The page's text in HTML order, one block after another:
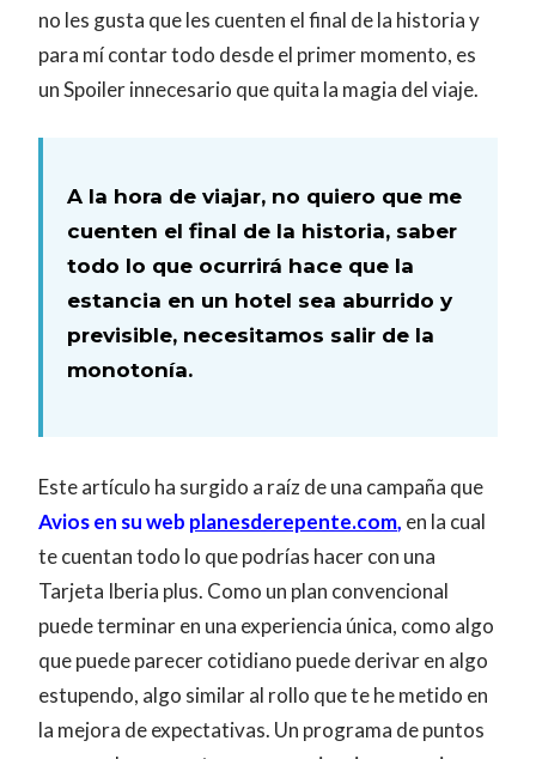
no les gusta que les cuenten el final de la historia y
para mí contar todo desde el primer momento, es
un Spoiler innecesario que quita la magia del viaje.
A la hora de viajar, no quiero que me
cuenten el final de la historia, saber
todo lo que ocurrirá hace que la
estancia en un hotel sea aburrido y
previsible, necesitamos salir de la
monotonía.
Este artículo ha surgido a raíz de una campaña que
Avios en su web planesderepente.com, en la cual
te cuentan todo lo que podrías hacer con una
Tarjeta Iberia plus. Como un plan convencional
puede terminar en una experiencia única, como algo
que puede parecer cotidiano puede derivar en algo
estupendo, algo similar al rollo que te he metido en
la mejora de expectativas. Un programa de puntos